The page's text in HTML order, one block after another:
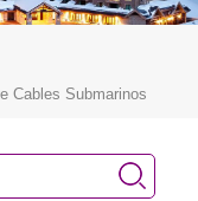
Cables Submarinos